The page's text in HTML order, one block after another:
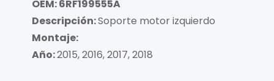
OEM: 6RF199555A
Descripción:Soporte motor izquierdo
Montaje:
Año:2015, 2016, 2017, 2018